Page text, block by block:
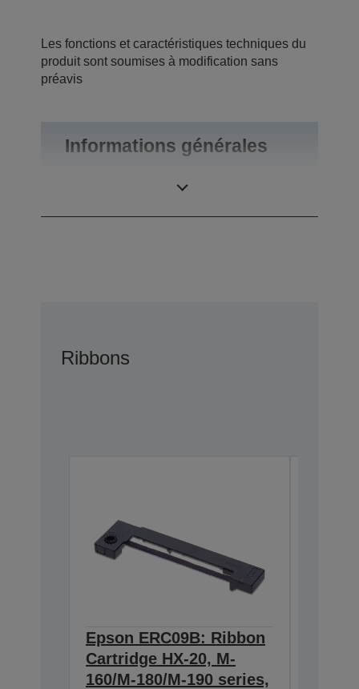
Les fonctions et caractéristiques techniques du
produit sont soumises à modification sans
préavis
Informations générales
Ribbons
Epson ERC09B: Ribbon
Cartridge HX-20, M-
160/M-180/M-190 series,